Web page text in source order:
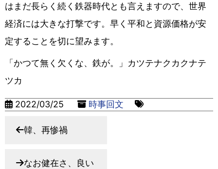
はまだ長らく続く鉄器時代とも言えますので、世界
経済には大きな打撃です。早く平和と資源価格が安
定することを切に望みます。
「かつて無く欠くな、鉄が。」カツテナクカクナテ
ツカ
2022/03/25 時事回文
韓、再惨禍
なお健在さ、良い